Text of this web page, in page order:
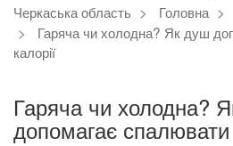
Черкаська область Головна
Гаряча чи холодна? Як душ
калорії
Гаряча чи холодна?
допомагає спалювати